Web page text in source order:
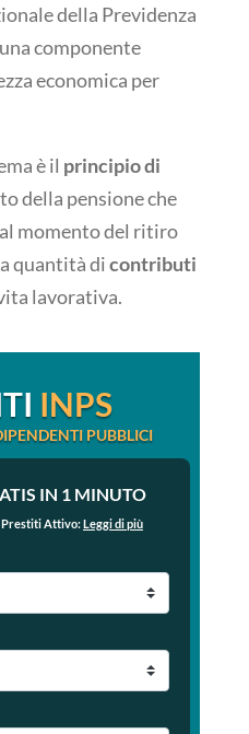
della Previdenza
componente
economica per
è il principio di
della pensione che
momento del ritiro
quantità dicontributi
lavorativa.
INPS
PUBBLICI
IN 1 MINUTO
Prestiti Attivo:Leggi di più